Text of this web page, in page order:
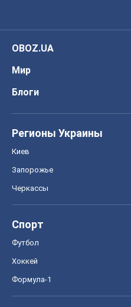
OBOZ.UA
Мир
Блоги
Регионы Украины
Киев
Запорожье
Черкассы
Спорт
Футбол
Хоккей
Формула-1